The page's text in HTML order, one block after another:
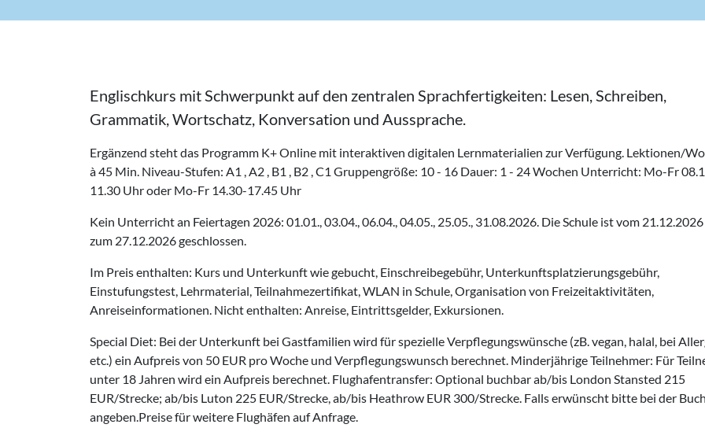
Englischkurs mit Schwerpunkt auf den zentralen Sprachfertigkeiten: Lesen, Schreiben,
Grammatik, Wortschatz, Konversation und Aussprache.
Ergänzend steht das Programm K+ Online mit interaktiven digitalen Lernmaterialien zur Verfügung. Lektionen/
à 45 Min. Niveau-Stufen: A1 , A2 , B1 , B2 , C1 Gruppengröße: 10 - 16 Dauer: 1 - 24 Wochen Unterricht: Mo-Fr
11.30 Uhr oder Mo-Fr 14.30-17.45 Uhr
Kein Unterricht an Feiertagen 2026: 01.01., 03.04., 06.04., 04.05., 25.05., 31.08.2026. Die Schule ist vom
zum 27.12.2026 geschlossen.
Im Preis enthalten: Kurs und Unterkunft wie gebucht, Einschreibegebühr, Unterkunftsplatzierungsgebühr,
Einstufungstest, Lehrmaterial, Teilnahmezertifikat, WLAN in Schule, Organisation von Freizeitaktivitäten,
Anreiseinformationen. Nicht enthalten: Anreise, Eintrittsgelder, Exkursionen.
Special Diet: Bei der Unterkunft bei Gastfamilien wird für spezielle Verpflegungswünsche (zB. vegan, halal, bei
etc.) ein Aufpreis von 50 EUR pro Woche und Verpflegungswunsch berechnet. Minderjährige Teilnehmer: Für
unter 18 Jahren wird ein Aufpreis berechnet. Flughafentransfer: Optional buchbar ab/bis London Stansted 215
EUR/Strecke; ab/bis Luton 225 EUR/Strecke, ab/bis Heathrow EUR 300/Strecke. Falls erwünscht bitte bei der
angeben.Preise für weitere Flughäfen auf Anfrage.